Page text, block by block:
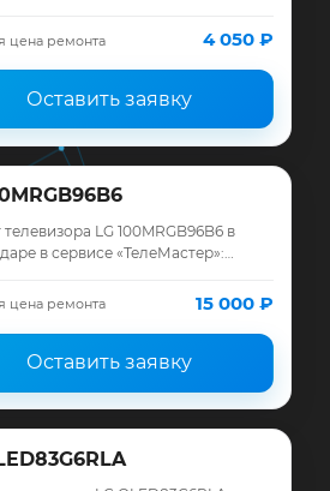
и гарантия до 12 месяцев.
цена ремонта 4 050 ₽
Оставить заявку
LG 100MRGB96B6 в
в сервисе «ТелеМастер»:
и гарантия до 12 месяцев.
цена ремонта 15 000 ₽
Оставить заявку